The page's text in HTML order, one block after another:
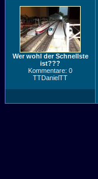
Wer wohl der Schnellste
ist???
Kommentare: 0
TTDanielTT